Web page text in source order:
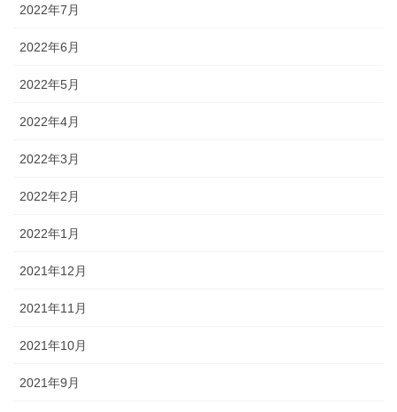
2022年7月
2022年6月
2022年5月
2022年4月
2022年3月
2022年2月
2022年1月
2021年12月
2021年11月
2021年10月
2021年9月